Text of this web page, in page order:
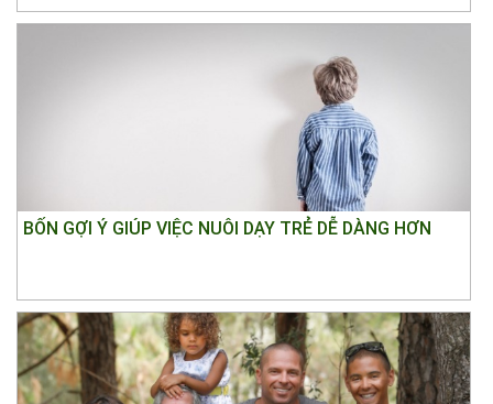
BỐN GỢI Ý GIÚP VIỆC NUÔI DẠY TRẺ DỄ DÀNG HƠN